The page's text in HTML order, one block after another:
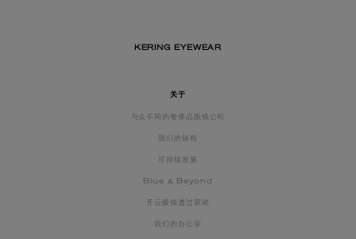
KERING EYEWEAR
关于
与众不同的奢侈品眼镜公司
我们的旅程
可持续发展
Blue & Beyond
开云眼镜透过双眸
我们的办公室